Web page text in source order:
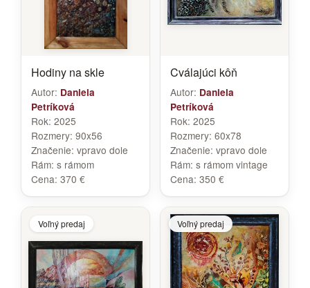
Hodiny na skle
Autor: Daniela
Petríková
Rok: 2025
Rozmery: 90x56
Značenie: vpravo dole
Rám: s rámom
Cena: 370 €
Cválajúci kôň
Autor: Daniela
Petríková
Rok: 2025
Rozmery: 60x78
Značenie: vpravo dole
Rám: s rámom vintage
Cena: 350 €
Voľný predaj Voľný predaj